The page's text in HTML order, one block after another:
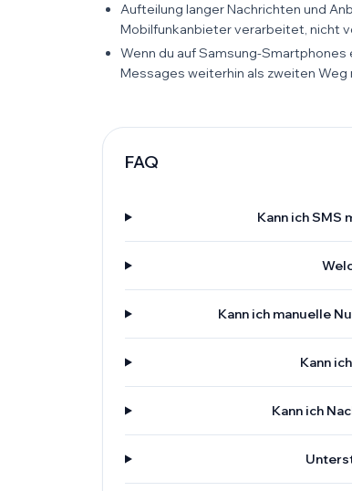
Aufteilung langer Nachrichten und
Mobilfunkanbieter verarbeitet, nicht
Wenn du auf Samsung-
Messages weiterhin als zweiten Weg
FAQ
Kann ich SMS
Kann ich manuelle
Kann
Kann ich